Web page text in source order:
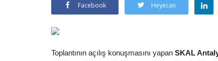
Facebook Heyecan
Toplantının açılış konuşmasını yapan SKAL